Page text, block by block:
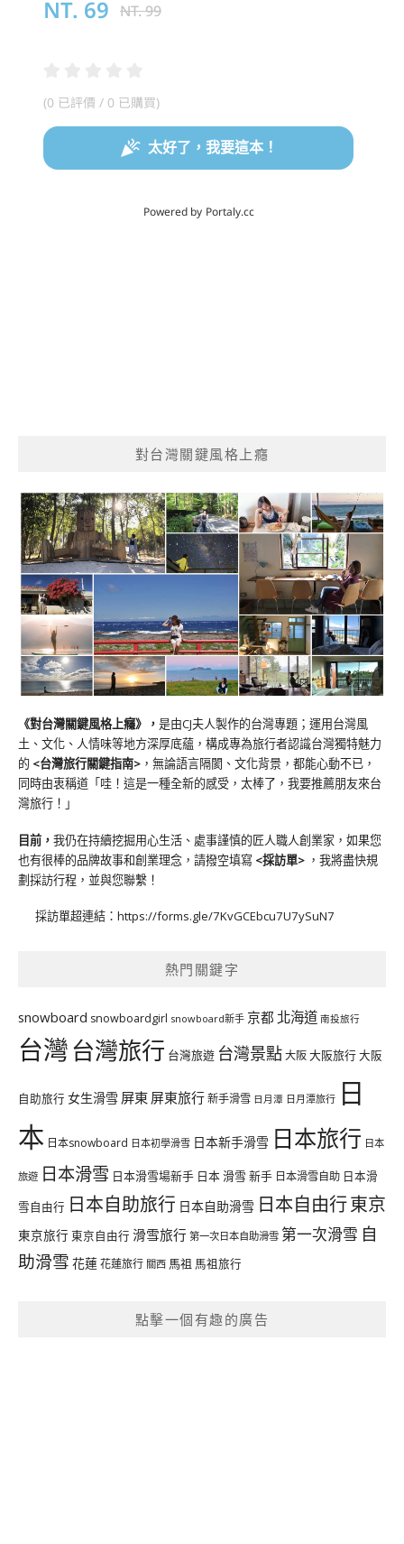
對台灣關鍵風格上癮
《對台灣關鍵風格上癮》 ， 是由CJ夫人製作的台灣專題；運用台灣風
土、文化、人情味等地方深厚底蘊，構成專為旅行者認識台灣獨特魅力
的 <台灣旅行關鍵指南> ，無論語言隔閡、文化背景，都能心動不已，
同時由衷稱道「哇！這是一種全新的感受，太棒了，我要推薦朋友來台
灣旅行！」
目前， 我仍在持續挖掘用心生活、處事謹慎的匠人職人創業家，如果您
也有很棒的品牌故事和創業理念，請撥空填寫 <採訪單> ，我將盡快規
劃採訪行程，並與您聯繫！
採訪單超連結： https://forms.gle/7KvGCEbcu7U7ySuN7
熱門關鍵字
snowboard snowboardgirl snowboard新手 京都 北海道 南投旅行
台灣台灣旅行 台灣旅遊 台灣景點大阪大阪旅行大阪
自助旅行 女生滑雪 屏東 屏東旅行新手滑雪 日月潭 日月潭旅行 日
本 日本snowboard 日本初學滑雪 日本新手滑雪 日本旅行 日本
旅遊 日本滑雪 日本滑雪場新手 日本 滑雪 新手 日本滑雪自助 日本滑
雪自由行 日本自助旅行 日本自助滑雪 日本自由行東京
東京旅行 東京自由行 滑雪旅行 第一次日本自助滑雪 第一次滑雪 自
助滑雪 花蓮花蓮旅行 關西 馬祖 馬祖旅行
點擊一個有趣的廣告